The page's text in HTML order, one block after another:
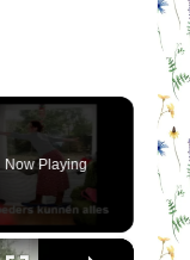
Now Playing
×